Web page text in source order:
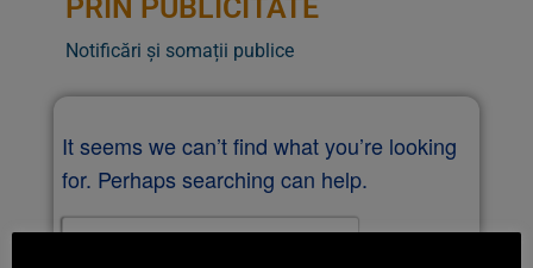
PRIN PUBLICITATE
Notificări și somații publice
It seems we can’t find what you’re looking
for. Perhaps searching can help.